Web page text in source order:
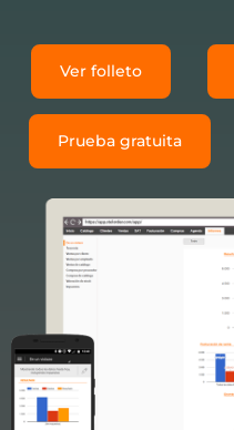
Ver folleto
Prueba gratuita